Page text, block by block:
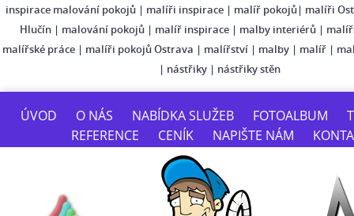
inspirace malování pokojů | malíři inspirace | malíř pokojů| malíři
Hlučín| malování pokojů| malíř inspirace| malby interiérů|
malířské práce | malíři pokojů Ostrava | malířství | malby | malíř |
| nástřiky | nástřiky stěn
ÚVOD O NÁS NABÍDKA SLUŽEB FOTOALBUM
REFERENCE
CENÍK NAPIŠTE NÁM